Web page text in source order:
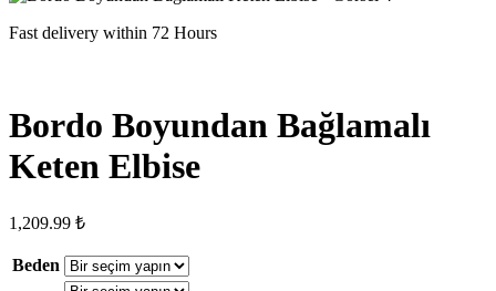
Fast delivery within 72 Hours
Bordo Boyundan Bağlamalı
Keten Elbise
1,209.99 ₺
Beden